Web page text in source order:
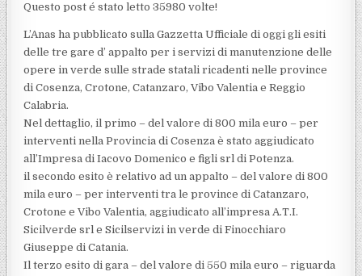
Questo post é stato letto 35980 volte!
L’Anas ha pubblicato sulla Gazzetta Ufficiale di oggi gli esiti
delle tre gare d’ appalto per i servizi di manutenzione delle
opere in verde sulle strade statali ricadenti nelle province
di Cosenza, Crotone, Catanzaro, Vibo Valentia e Reggio
Calabria.
Nel dettaglio, il primo – del valore di 800 mila euro – per
interventi nella Provincia di Cosenza è stato aggiudicato
all’Impresa di Iacovo Domenico e figli srl di Potenza.
il secondo esito è relativo ad un appalto – del valore di 800
mila euro – per interventi tra le province di Catanzaro,
Crotone e Vibo Valentia, aggiudicato all’impresa A.T.I.
Sicilverde srl e Sicilservizi in verde di Finocchiaro
Giuseppe di Catania.
Il terzo esito di gara – del valore di 550 mila euro – riguarda